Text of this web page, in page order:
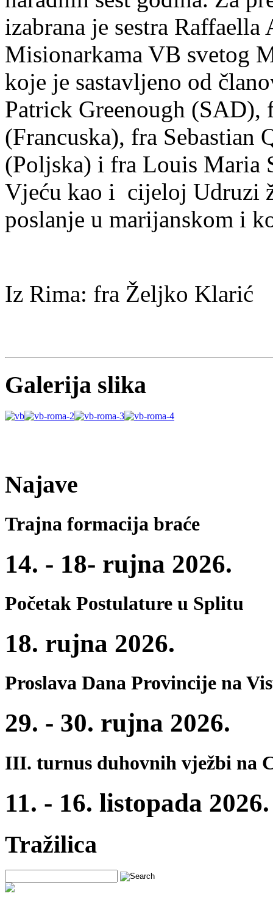
izabrana je sestra
Misionarkama VB svetog
koje je sastavljeno od
Patrick Greenough (SAD),
(Francuska), fra
(Poljska) i fra Louis Maria
Vjeću kao i cijeloj Udruzi
poslanje u marijanskom i
Iz Rima: fra Željko Klarić
Galerija slika
Najave
Trajna formacija braće
14. - 18- rujna 2026.
Početak Postulature u Splitu
18. rujna 2026.
Proslava Dana Provincije na
29. - 30. rujna 2026.
III. turnus duhovnih vježbi na
11. - 16. listopada 2026.
Tražilica